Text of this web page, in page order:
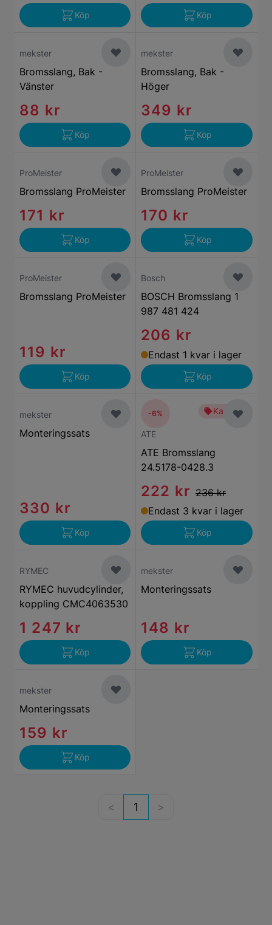
Köp Köp
mekster
Bromsslang, Bak -
Vänster
88 kr
Köp
mekster
Bromsslang, Bak -
Höger
349 kr
Köp
ProMeister
Bromsslang ProMeister
171 kr
Köp
ProMeister
Bromsslang ProMeister
170 kr
Köp
ProMeister
Bromsslang ProMeister
119 kr
Köp
Bosch
BOSCH Bromsslang 1
987 481 424
206 kr
Endast 1 kvar i lager
Köp
mekster
Monteringssats
330 kr
Köp
Kampanj
ATE
ATE Bromsslang
24.5178-0428.3
222 kr 236 kr
-6%
Endast 3 kvar i lager
Köp
RYMEC
RYMEC huvudcylinder,
koppling CMC4063530
1 247 kr
Köp
mekster
Monteringssats
148 kr
Köp
mekster
Monteringssats
159 kr
Köp
1